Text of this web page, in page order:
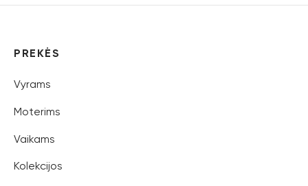
PREKĖS
Vyrams
Moterims
Vaikams
Kolekcijos